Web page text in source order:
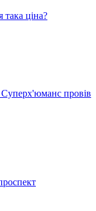
така ціна?
провів